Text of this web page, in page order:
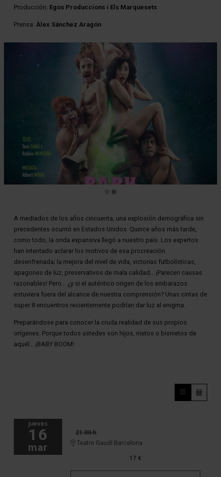
Producción: Egos Produccions i Els Marquesets
Prensa: Àlex Sánchez Aragón
A mediados de los años cincuenta, una explosión demográfica sin
precedentes ocurrió en Estados Unidos. Quince años más tarde,
como todo, la onda expansiva llegó a nuestro país. Los expertos
han intentado aclarar los motivos de esa procreación
desenfrenada; la mejora del nivel de vida, victorias futbolísticas,
apagones de luz, preservativos de mala calidad… ¡Parecen causas
razonables! Pero… ¿y si el auténtico origen de los embarazos
estuviera fuera del alcance de nuestra comprensión? Unas cintas de
super 8 encuentros recientemente podrían dar luz al enigma.
Preparándose para conocer la cruda realidad de sus propios
orígenes. Porque todos ustedes son hijos, nietos o bisnietos de
aquél… ¡BABY BOOM!
jueves
16
mar
21:00 h
Teatre Gaudí Barcelona
17 €